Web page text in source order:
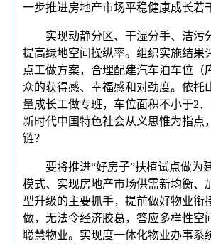
一步推进房地产市场平稳健康成长若
实现动静分区、干湿分手、洁污分
提高绿地空间操纵率。组织实施结果
点工做方案，合理配建汽车泊车位（
众的获得感、幸福感和对劲度。依托
量成长工做专班，车位面积不小于2
新时代中国特色社会从义思惟为指点
链？
要将推进“好房子”扶植试点做为
模式、实现房地产市场供需新均衡、
型升级的主要抓手，提前做好物业衔
做，无法令经济胶葛，答应多样性空
聪慧物业。实现度一体化物业办事系